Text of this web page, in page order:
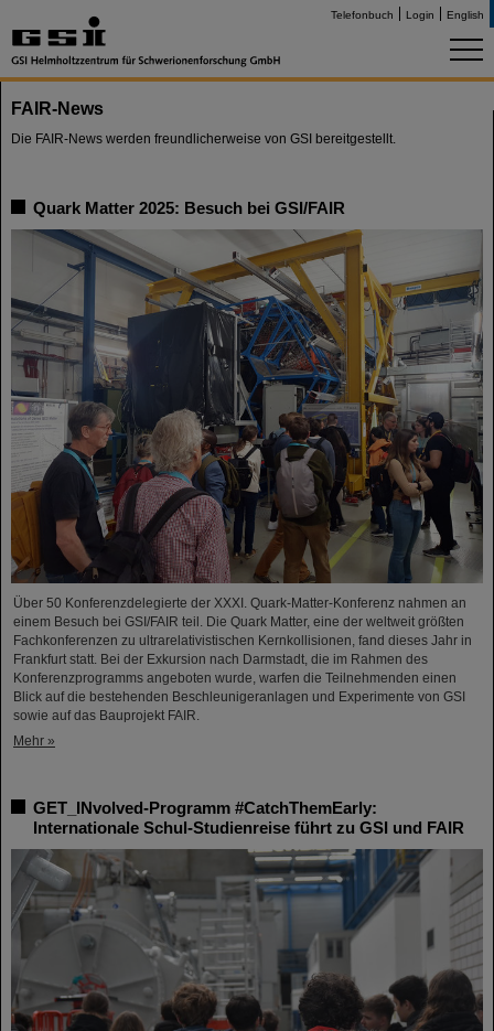
Telefonbuch Login English
FAIR-News
Die FAIR-News werden freundlicherweise von GSI bereitgestellt.
Quark Matter 2025: Besuch bei GSI/FAIR
Über 50 Konferenzdelegierte der XXXI. Quark-Matter-Konferenz nahmen an
einem Besuch bei GSI/FAIR teil. Die Quark Matter, eine der weltweit größten
Fachkonferenzen zu ultrarelativistischen Kernkollisionen, fand dieses Jahr in
Frankfurt statt. Bei der Exkursion nach Darmstadt, die im Rahmen des
Konferenzprogramms angeboten wurde, warfen die Teilnehmenden einen
Blick auf die bestehenden Beschleunigeranlagen und Experimente von GSI
sowie auf das Bauprojekt FAIR.
Mehr »
GET_INvolved-Programm #CatchThemEarly:
Internationale Schul-Studienreise führt zu GSI und FAIR